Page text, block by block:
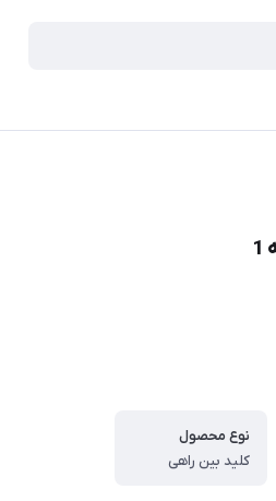
نوع محصول
کلید بین راهی